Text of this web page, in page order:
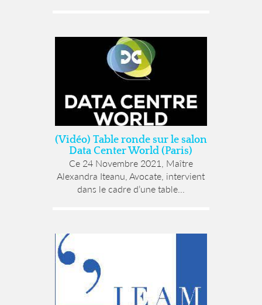
(Vidéo) Table ronde sur le salon
Data Center World (Paris)
Ce 24 Novembre 2021, Maître
Alexandra Iteanu, Avocate, intervient
dans le cadre d’une table...